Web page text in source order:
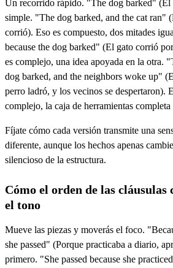
Un recorrido rápido. "The dog barked" (El
simple. "The dog barked, and the cat ran"
corrió). Eso es compuesto, dos mitades
because the dog barked" (El gato corrió
es complejo, una idea apoyada en la otra.
dog barked, and the neighbors woke up"
perro ladró, y los vecinos se despertaron).
complejo, la caja de herramientas
Fíjate cómo cada versión transmite una
diferente, aunque los hechos apenas
silencioso de la estructura.
Cómo el orden de las cláusulas
el tono
Mueve las piezas y moverás el foco.
she passed" (Porque practicaba a diario,
primero. "She passed because she